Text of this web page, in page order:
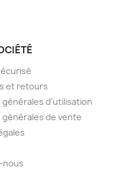
et retours
d'utilisation
de vente
nous